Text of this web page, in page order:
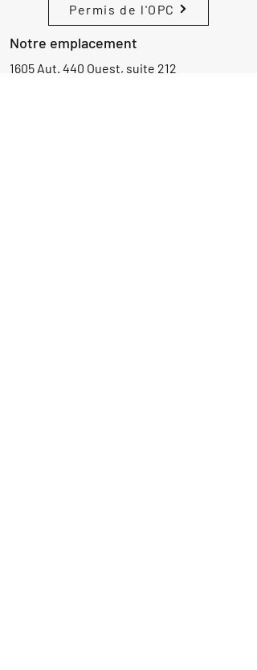
Permis de l'OPC
Notre emplacement
1605 Aut. 440 Ouest, suite 212